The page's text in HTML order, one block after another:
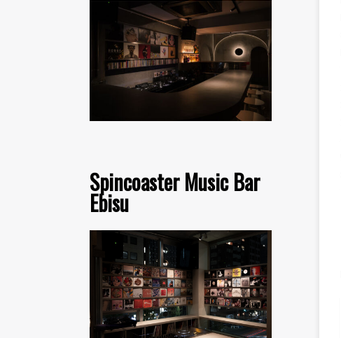
Spincoaster Music Bar
Ebisu